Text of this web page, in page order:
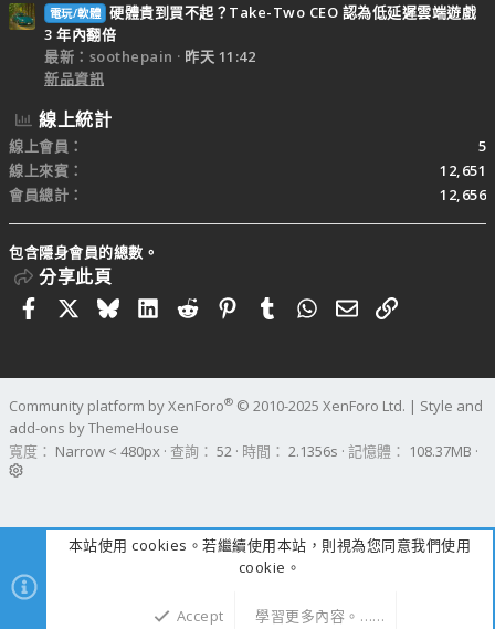
電玩/軟體 硬體貴到買不起？Take-Two CEO 認為低延遲雲端遊戲
3 年內翻倍
最新：soothepain
昨天 11:42
新品資訊
線上統計
線上會員
5
線上來賓
12,651
會員總計
12,656
包含隱身會員的總數。
分享此頁
FacebookBlueskyLinkedIn
RedditPinterestTumblrWhatsApp
電子郵件
連結
Community platform by XenForo® © 2010-2025 XenForo Ltd. | Style and
add-ons by ThemeHouse
寬度
查詢 52 時間 2.1356s 記憶體 108.37MB
本站使用 cookies。若繼續使用本站，則視為您同意我們使用
cookie。
Accept 學習更多內容。……